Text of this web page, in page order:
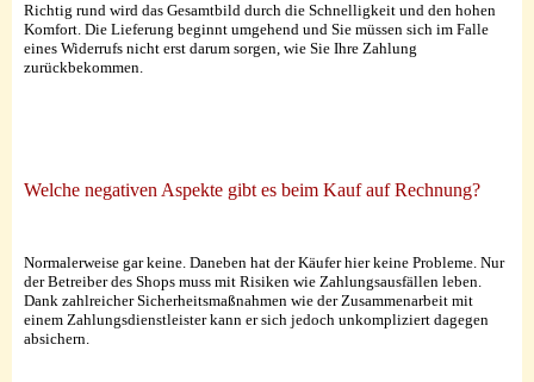
Richtig rund wird das Gesamtbild durch die Schnelligkeit und den hohen
Komfort. Die Lieferung beginnt umgehend und Sie müssen sich im Falle
eines Widerrufs nicht erst darum sorgen, wie Sie Ihre Zahlung
zurückbekommen.
Welche negativen Aspekte gibt es beim Kauf auf Rechnung?
Normalerweise gar keine. Daneben hat der Käufer hier keine Probleme. Nur
der Betreiber des Shops muss mit Risiken wie Zahlungsausfällen leben.
Dank zahlreicher Sicherheitsmaßnahmen wie der Zusammenarbeit mit
einem Zahlungsdienstleister kann er sich jedoch unkompliziert dagegen
absichern.